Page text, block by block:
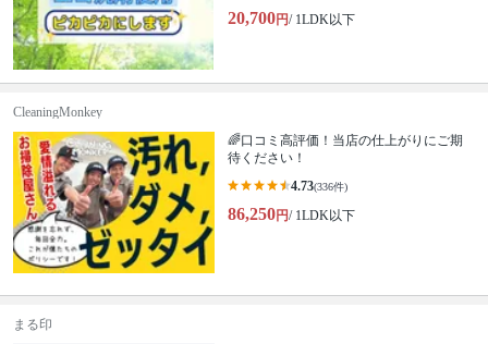
20,700円/ 1LDK以下
CleaningMonkey
🌈口コミ高評価！当店の仕上がりにご期
待ください！
4.73(336件)
86,250円/ 1LDK以下
まる印